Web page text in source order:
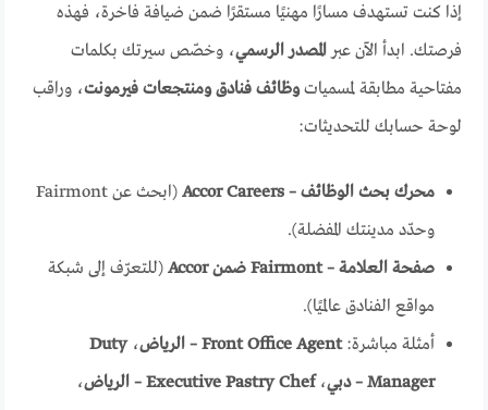
إذا كنت تستهدف مسارًا مهنيًا مستقرًا ضمن ضيافة فاخرة، فهذه
فرصتك. ابدأ الآن عبرالمصدر الرسمي، وخصّص سيرتك بكلمات
مفتاحية مطابقة لمسمياتوظائف فنادق ومنتجعات فيرمونت، وراقب
لوحة حسابك للتحديثات:
محرك بحث الوظائف – Accor Careers
(ابحث عن Fairmont
وحدّد مدينتك المفضلة).
صفحة العلامة – Fairmont ضمن Accor
(للتعرّف إلى شبكة
مواقع الفنادق عالميًا).
أمثلة مباشرة:Front Office Agent – الرياض ،Duty
Manager – دبي
،Executive Pastry Chef – الرياض
،